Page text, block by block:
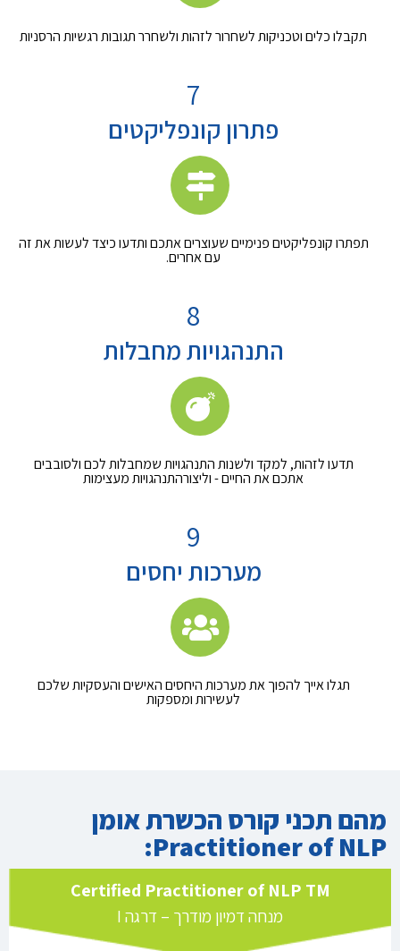
תקבלו כלים וטכניקות לשחרור לזהות ולשחרר תגובות רגשיות הרסניות
7
פתרון קונפליקטים
תפתרו קונפליקטים פנימיים שעוצרים אתכם ותדעו כיצד לעשות את זה
עם אחרים.
8
התנהגויות מחבלות
תדעו לזהות, למקד ולשנות התנהגויות שמחבלות לכם ולסובבים
אתכם את החיים - וליצורהתנהגויות מעצימות
9
מערכות יחסים
תגלו אייך להפוך את מערכות היחסים האישים והעסקיות שלכם
לעשירות ומספקות
מהם תכני קורס הכשרת אומן
Practitioner of NLP:
Certified Practitioner of NLP TM
מנחה דמיון מודרך – דרגה I